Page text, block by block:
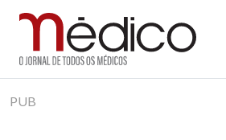
to
Jornal Médico
Médico – O Jornal de Todos os
realmente contam! Tudo o que se
PUB